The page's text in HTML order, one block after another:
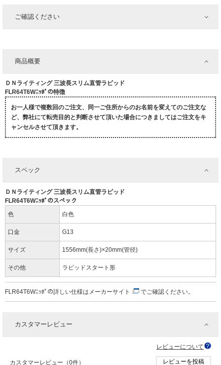
ご確認ください
商品概要
ＤＮライティング 三波長スリム直管ラピッド
FLR64T6Wﾆｯﾎﾟの特徴
お一人様で複数回のご注文、同一ご住所からのお名前を変えてのご注文な
ど、弊社にて転売目的と判断させて頂いた場合につきましてはご注文をキ
ャンセルさせて頂きます。
スペック
ＤＮライティング 三波長スリム直管ラピッド
FLR64T6Wﾆｯﾎﾟのスペック
色
白色
口金 G13
サイズ 1556mm(長さ)×20mm(管径)
その他 ラピッドスタート形
FLR64T6Wﾆｯﾎﾟの詳しい仕様は メーカーサイト でご確認ください。
カスタマーレビュー
レビューについて
カスタマーレビュー（0件） レビューを投稿